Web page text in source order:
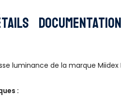
Documentation
luminance de la marque
: